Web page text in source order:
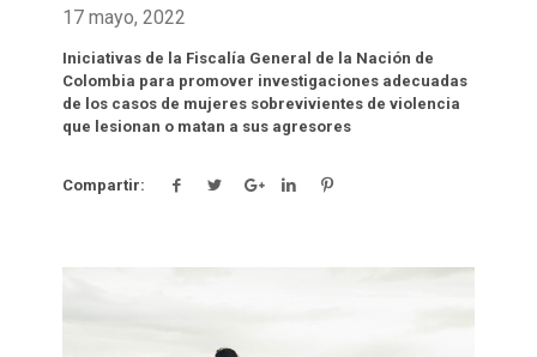
17 mayo, 2022
Iniciativas de la Fiscalía General de la Nación de
Colombia para promover investigaciones adecuadas
de los casos de mujeres sobrevivientes de violencia
que lesionan o matan a sus agresores
Compartir: